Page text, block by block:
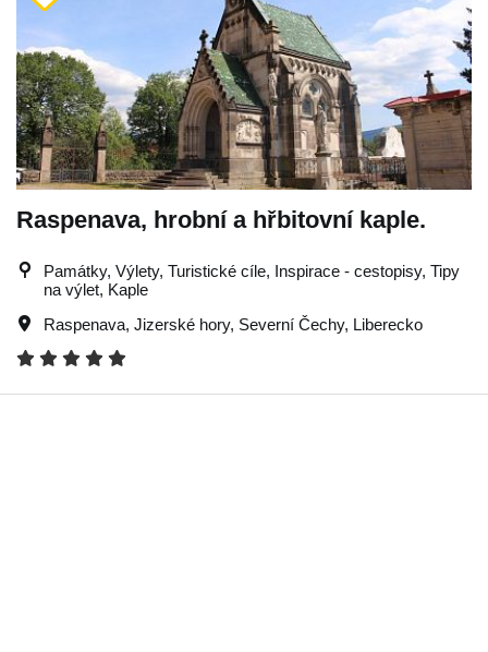
Raspenava, hrobní a hřbitovní kaple.
Památky, Výlety, Turistické cíle, Inspirace - cestopisy, Tipy
na výlet, Kaple
Raspenava, Jizerské hory, Severní Čechy, Liberecko